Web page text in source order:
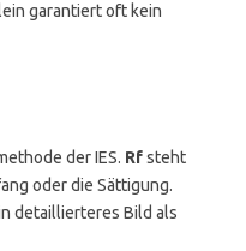
garantiert oft kein
der IES. Rfsteht
oder die Sättigung.
detaillierteres Bild als